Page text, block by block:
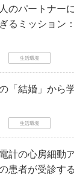
のパートナー
るミッション
生活環境
「結婚」から
生活環境
計の心房細動
患者が受診す